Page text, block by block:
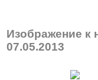
Изображение к
07.05.2013